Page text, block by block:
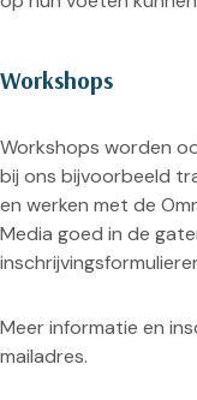
Workshops
Workshops worden
bij ons bijvoorbeeld
en werken met de
Media goed in de
Meer informatie en
mailadres.